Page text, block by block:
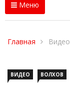
Меню
Главная Видео
ВИДЕО ВОЛХОВ